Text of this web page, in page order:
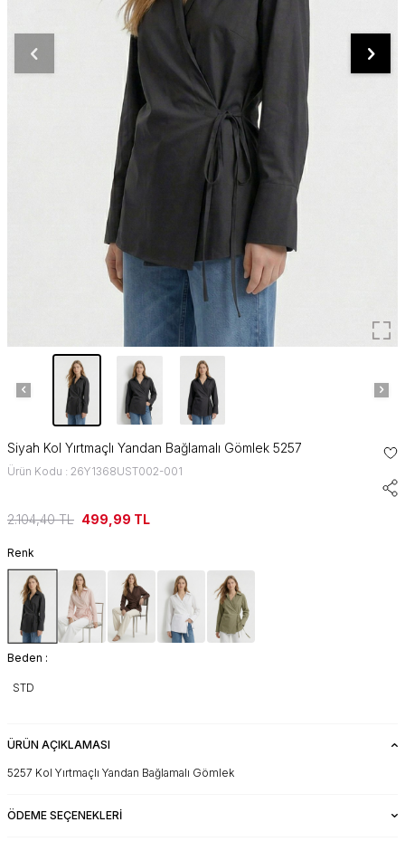
Siyah Kol Yırtmaçlı Yandan Bağlamalı Gömlek 5257
Ürün Kodu : 26Y1368UST002-001
2.104,40TL 499,99 TL
Renk
Beden :
STD
ÜRÜN AÇIKLAMASI
5257 Kol Yırtmaçlı Yandan Bağlamalı Gömlek
ÖDEME SEÇENEKLERI